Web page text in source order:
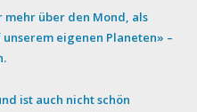
über den Mond, als
eigenen Planeten» –
ist auch nicht schön